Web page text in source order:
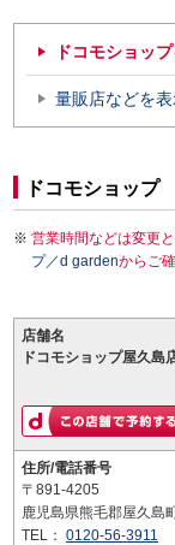
ドコモショッ
量販店などを
ドコモショップ
営業時間などは変更
プ／d gardenからご
店舗名
ドコモショップ屋久島
住所/電話番号
〒891-4205
鹿児島県熊毛郡屋久島
TEL： 0120-56-3911